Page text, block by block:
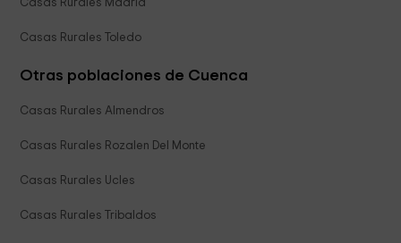
Casas Rurales Madrid
Casas Rurales Toledo
Otras poblaciones de Cuenca
Casas Rurales Almendros
Casas Rurales Rozalen Del Monte
Casas Rurales Ucles
Casas Rurales Tribaldos